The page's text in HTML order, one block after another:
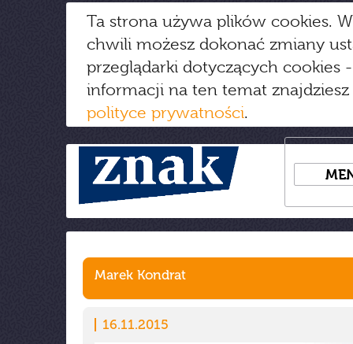
Ta strona używa plików cookies.
chwili możesz dokonać zmiany
przeglądarki dotyczących cookies
informacji na ten temat
polityce prywatności.
Marek Kondrat
16.11.2015